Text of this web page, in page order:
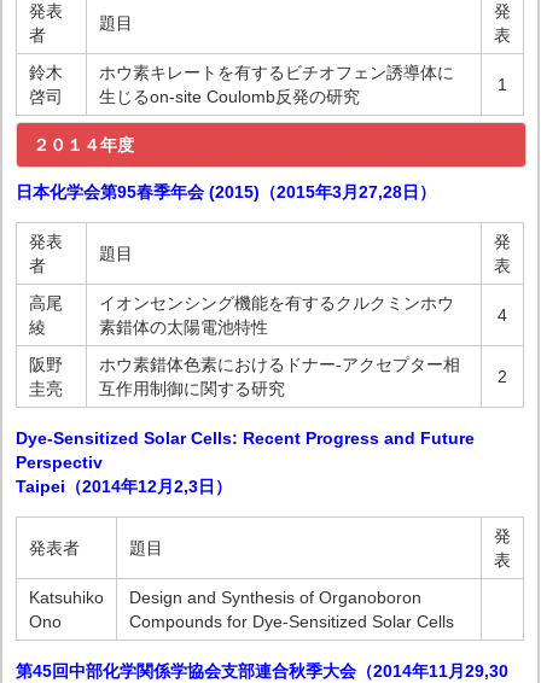
発表
者
題目
発
表
鈴木
啓司
ホウ素キレートを有するビチオフェン誘導体に
生じるon-site Coulomb反発の研究
1
２０１４年度
日本化学会第95春季年会 (2015)（2015年3月27,28日）
発表
者
題目
発
表
高尾
綾
イオンセンシング機能を有するクルクミンホウ
素錯体の太陽電池特性
4
阪野
圭亮
ホウ素錯体色素におけるドナー-アクセプター相
互作用制御に関する研究
2
Dye-Sensitized Solar Cells: Recent Progress and Future
Perspectiv
Taipei（2014年12月2,3日）
発表者 題目
発
表
Katsuhiko
Ono
Design and Synthesis of Organoboron
Compounds for Dye-Sensitized Solar Cells
第45回中部化学関係学協会支部連合秋季大会（2014年11月29,30